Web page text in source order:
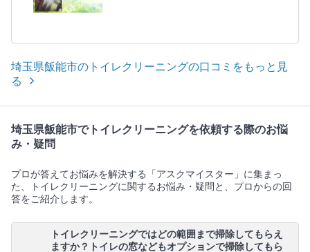
埼玉県飯能市のトイレクリーニングの口コミをもっと見
る
埼玉県飯能市でトイレクリーニングを依頼する際のお悩
み・疑問
プロが答えてお悩みを解決する「アスクマイスター」に集まっ
た、トイレクリーニングに関するお悩み・疑問と、プロからの回
答をご紹介します。
トイレクリーニングではどの範囲まで掃除してもらえ
ますか？トイレの窓などもオプションで掃除してもら